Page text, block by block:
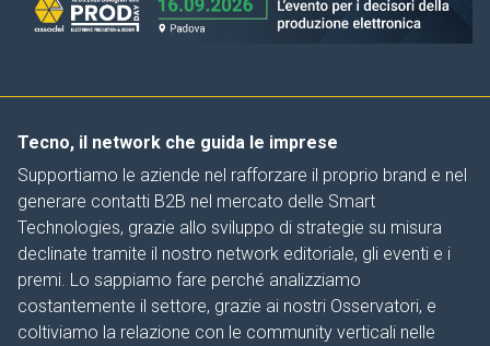
Tecno, il network che guida le imprese
Supportiamo le aziende nel rafforzare il proprio brand e nel
generare contatti B2B nel mercato delle Smart
Technologies, grazie allo sviluppo di strategie su misura
declinate tramite il nostro network editoriale, gli eventi e i
premi. Lo sappiamo fare perché analizziamo
costantemente il settore, grazie ai nostri Osservatori, e
coltiviamo la relazione con le community verticali nelle